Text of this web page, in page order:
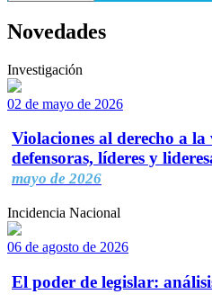
Novedades
Investigación
02 de mayo de 2026
Violaciones al derecho a la
defensoras, líderes y
mayo de 2026
Incidencia Nacional
06 de agosto de 2026
El poder de legislar: